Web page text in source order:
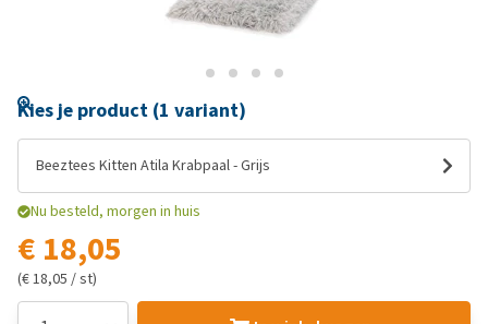
Kies je product (1 variant)
Beeztees Kitten Atila Krabpaal - Grijs
Nu besteld, morgen in huis
€ 18,05
(€ 18,05 / st)